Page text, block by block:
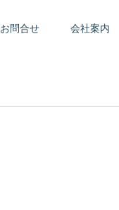
お問合せ 会社案内